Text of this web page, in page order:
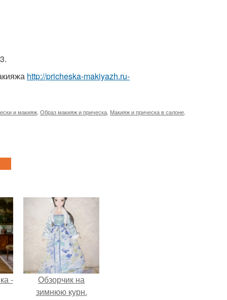
http://pricheska-makiyazh.ru-
и макияж Образ макияж и прическа Макияж и прическа в салоне
-
Обзорчик на
зимнюю курн.